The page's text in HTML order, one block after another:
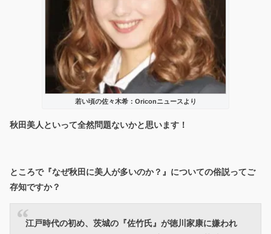
若い頃の佐々木希：Oriconニュースより
秋田美人といって全然問題ないかと思います！
ところで『なぜ秋田に美人が多いのか？』についての俗説ってご
存知ですか？
江戸時代の初め、茨城の『佐竹氏』が徳川家康に嫌われ